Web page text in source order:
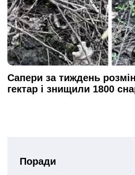
Сапери за тиждень
гектар і знищили 1800
Поради